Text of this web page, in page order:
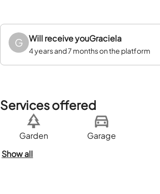
G Will receive youGraciela
4 years and 7 months on the platform
Services offered
Garden Garage
Show all